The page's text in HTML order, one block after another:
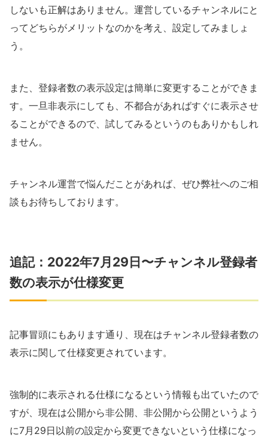
しないも正解はありません。運営しているチャンネルにと
ってどちらがメリットなのかを考え、設定してみましょ
う。
また、登録者数の表示設定は簡単に変更することができま
す。一旦非表示にしても、不都合があればすぐに表示させ
ることができるので、試してみるというのもありかもしれ
ません。
チャンネル運営で悩んだことがあれば、ぜひ弊社へのご相
談もお待ちしております。
追記：2022年7月29日〜チャンネル登録者
数の表示が仕様変更
記事冒頭にもあります通り、現在はチャンネル登録者数の
表示に関して仕様変更されています。
強制的に表示される仕様になるという情報も出ていたので
すが、現在は公開から非公開、非公開から公開というよう
に7月29日以前の設定から変更できないという仕様になっ